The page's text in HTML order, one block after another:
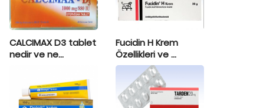
CALCIMAX D3 tablet
nedir ve ne...
Fucidin H Krem
Özellikleri ve ...